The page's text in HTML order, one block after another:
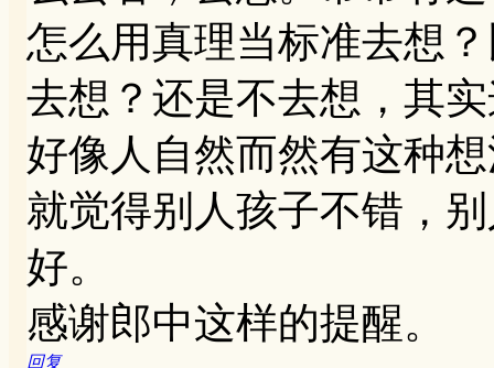
怎么用真理当标准去想
去想？还是不去想，其
好像人自然而然有这种
就觉得别人孩子不错，
好。
感谢郎中这样的提醒。
回复